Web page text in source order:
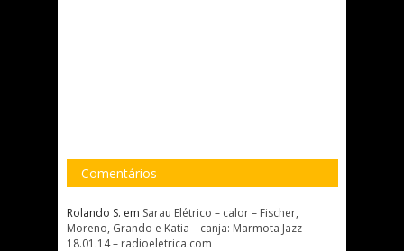
Comentários
Rolando S. em Sarau Elétrico – calor – Fischer,
Moreno, Grando e Katia – canja: Marmota Jazz –
18.01.14 – radioeletrica.com